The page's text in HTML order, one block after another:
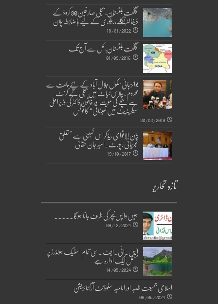
گلگت بلتستان، بجلی صارفین30کروڈ کے
ڈیفالٹر نکلے,ریکوری کے لیے باضابطہ پلان
18/01/2022
گلگت بلتستان؛ کل سے آج تک
01/09/2016
بوائز ہائی سکول جلال آباد کے بچے چھت سے
محروم ، چلاس نیاٹ میں بجلی کے کرنٹ
سے بچے کی موت اور خاتون ڈاکٹر کی وزیراعلیٰ
سیکریٹریٹ میں تعیناتی‘‘ کا نوٹس
30/03/2019
بین الاقوامی ریڈکراس کمیٹی سے متعلق
تجزیاتی رپورٹ۔امیر جان حقانی
19/10/2017
تازہ تحاریر
ہمیں واپس نیچر کی طرف جانا ہوگا۔۔۔۔۔
09/12/2024
ایس۔ائی۔ایف ۔سی تمام اسٹیک ہولڈرز پر
مشتمل ایک ادارہ ہے
14/05/2024
اسلامی جمیعت طلبہ اور امامیہ سٹوڈنٹ آرگنائزیشن
06/05/2024